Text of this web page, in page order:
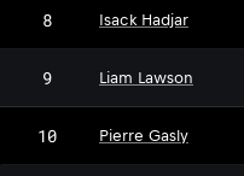
8 Isack Hadjar
9 Liam Lawson
10 Pierre Gasly